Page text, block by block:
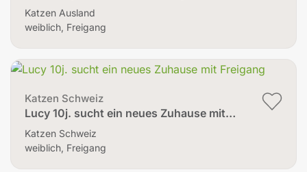
Katzen Ausland
weiblich, Freigang
Katzen Schweiz
Lucy 10j. sucht ein neues Zuhause mit…
Katzen Schweiz
weiblich, Freigang